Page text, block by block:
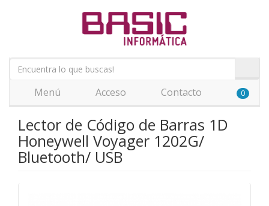
Menú Acceso Contacto 0
Lector de Código de Barras 1D
Honeywell Voyager 1202G/
Bluetooth/ USB